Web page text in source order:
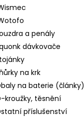
a penály
dávkovače
na krk
na baterie (články)
kroužky, těsnění
příslušenství